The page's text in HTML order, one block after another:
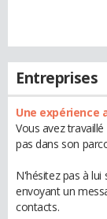
Entreprises
Une expérience
Vous avez
pas dans son
N'hésitez pas à lui
envoyant un
contacts.